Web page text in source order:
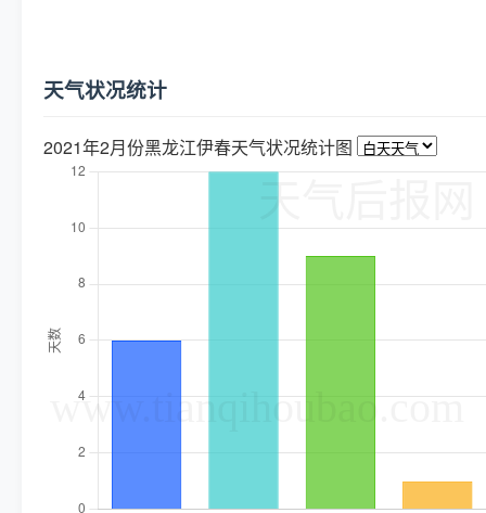
天气状况统计
2021年2月份黑龙江伊春天气状况统计图